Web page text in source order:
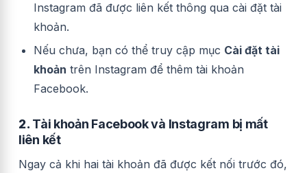
Instagram đã được liên kết thông qua cài đặt tài
khoản.
Nếu chưa, bạn có thể truy cập mục Cài đặt tài
khoản trên Instagram để thêm tài khoản
Facebook.
2. Tài khoản Facebook và Instagram bị mất
liên kết
Ngay cả khi hai tài khoản đã được kết nối trước đó,